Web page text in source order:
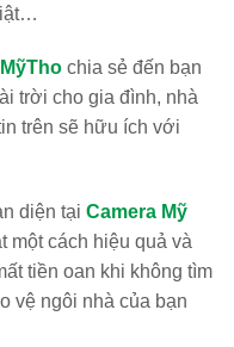
chia sẻ đến bạn
trời cho gia đình, nhà
trên sẽ hữu ích với
diện tại Camera Mỹ
một cách hiệu quả và
tiền oan khi không tìm
vệ ngôi nhà của bạn